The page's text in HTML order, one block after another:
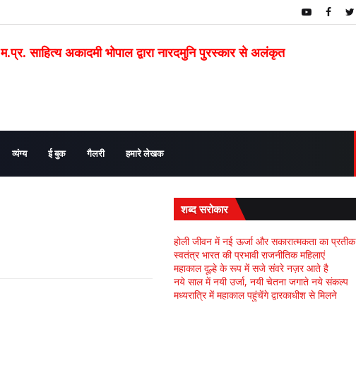
म.प्र. साहित्य अकादमी भोपाल द्वारा नारदमुनि पुरस्कार से अलंकृत
व्यंग्य ई बुक गैलरी हमारे लेखक
शब्द सरोकार
होली जीवन में नई ऊर्जा और सकारात्मकता का प्रतीक
स्वतंत्र भारत की प्रभावी राजनीतिक महिलाएं
महाकाल दूल्हे के रूप में सजे संवरे नज़र आते है
नये साल में नयी उर्जा, नयी चेतना जगाते नये संकल्प
मध्यरात्रि में महाकाल पहुंचेंगे द्वारकाधीश से मिलने